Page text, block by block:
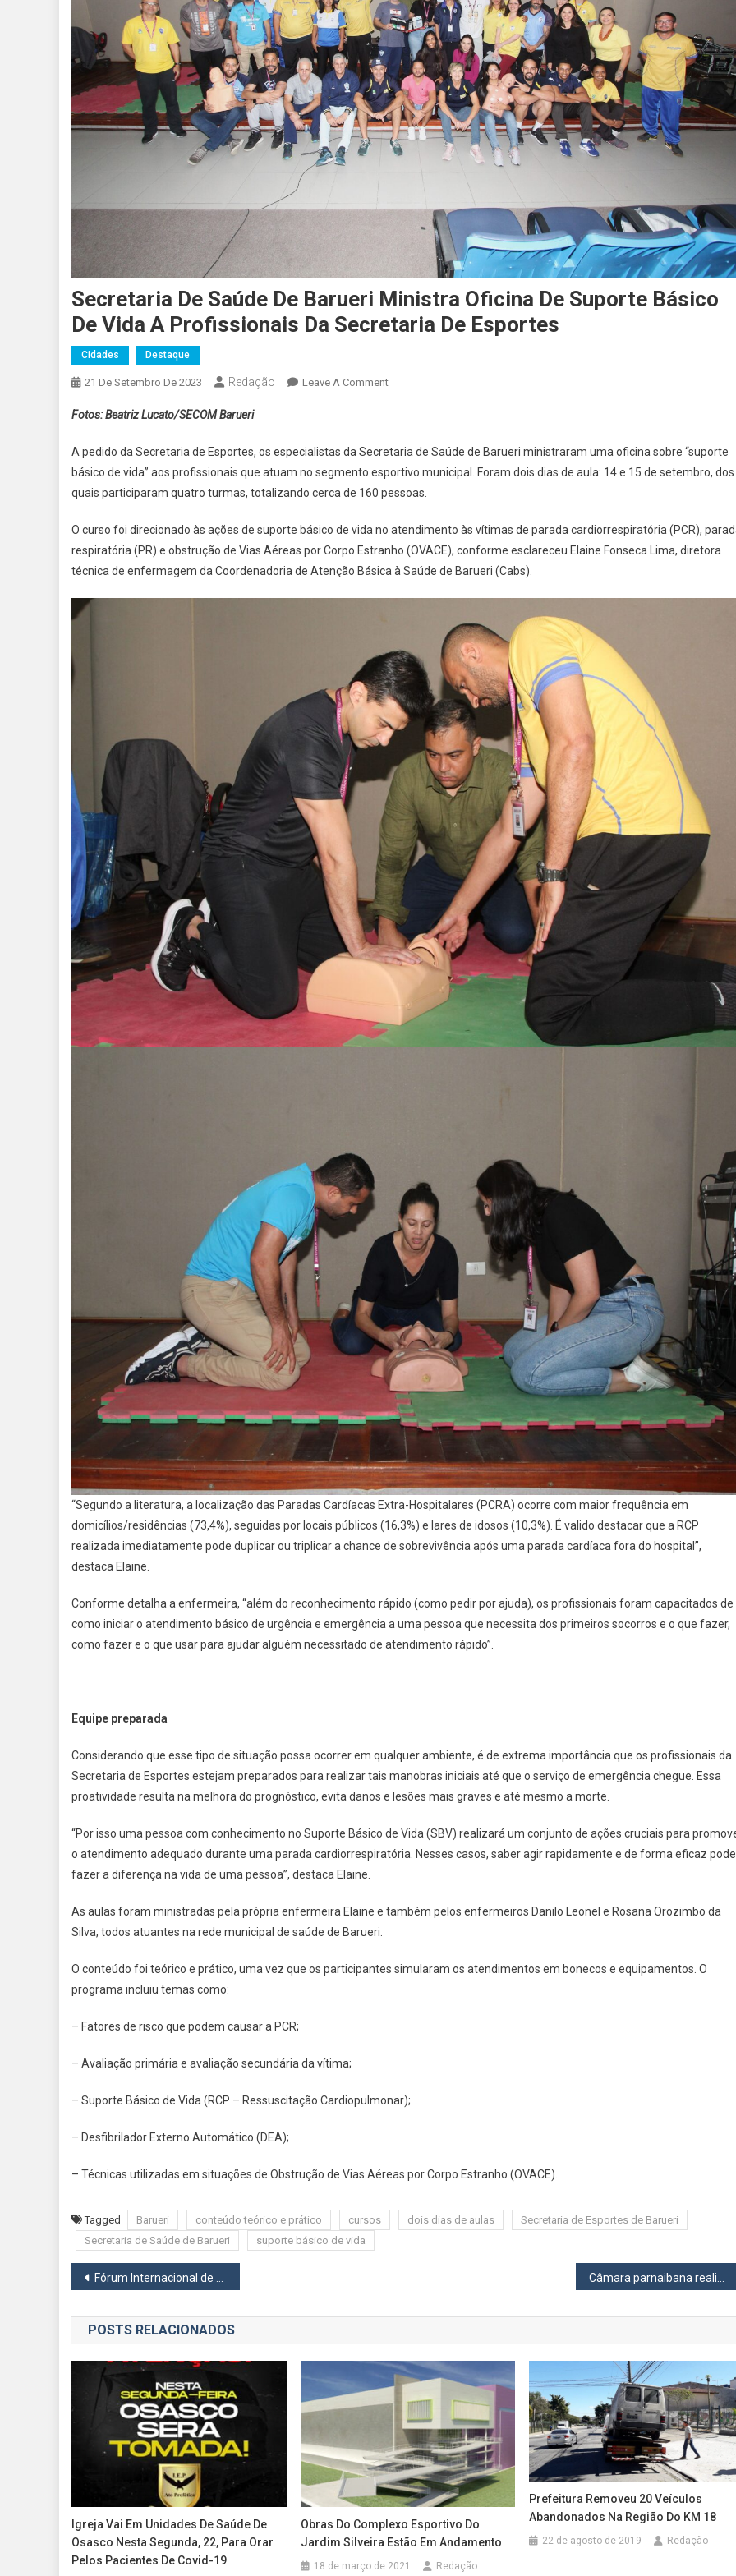
Secretaria De Saúde De Barueri Ministra Oficina De Suporte Básico
De Vida A Profissionais Da Secretaria De Esportes
Cidades Destaque
21 De Setembro De 2023 Redação Leave A CommentOn
De
Barueri
Ministra
De
Suporte
Básico
Profissionais
Da
Secretaria
De
Esportes
Fotos: Beatriz Lucato/SECOM Barueri
A pedido da Secretaria de Esportes, os especialistas da Secretaria de Saúde de Barueri ministraram uma oficina sobre “suporte
básico de vida” aos profissionais que atuam no segmento esportivo municipal. Foram dois dias de aula: 14 e 15 de setembro, dos
quais participaram quatro turmas, totalizando cerca de 160 pessoas.
O curso foi direcionado às ações de suporte básico de vida no atendimento às vítimas de parada cardiorrespiratória (PCR),
respiratória (PR) e obstrução de Vias Aéreas por Corpo Estranho (OVACE), conforme esclareceu Elaine Fonseca Lima, diretora
técnica de enfermagem da Coordenadoria de Atenção Básica à Saúde de Barueri (Cabs).
“Segundo a literatura, a localização das Paradas Cardíacas Extra-Hospitalares (PCRA) ocorre com maior frequência em
domicílios/residências (73,4%), seguidas por locais públicos (16,3%) e lares de idosos (10,3%). É valido destacar que a RCP
realizada imediatamente pode duplicar ou triplicar a chance de sobrevivência após uma parada cardíaca fora do hospital”,
destaca Elaine.
Conforme detalha a enfermeira, “além do reconhecimento rápido (como pedir por ajuda), os profissionais foram capacitados de
como iniciar o atendimento básico de urgência e emergência a uma pessoa que necessita dos primeiros socorros e o que fazer,
como fazer e o que usar para ajudar alguém necessitado de atendimento rápido”.
Equipe preparada
Considerando que esse tipo de situação possa ocorrer em qualquer ambiente, é de extrema importância que os profissionais da
Secretaria de Esportes estejam preparados para realizar tais manobras iniciais até que o serviço de emergência chegue. Essa
proatividade resulta na melhora do prognóstico, evita danos e lesões mais graves e até mesmo a morte.
“Por isso uma pessoa com conhecimento no Suporte Básico de Vida (SBV) realizará um conjunto de ações cruciais para
o atendimento adequado durante uma parada cardiorrespiratória. Nesses casos, saber agir rapidamente e de forma eficaz pode
fazer a diferença na vida de uma pessoa”, destaca Elaine.
As aulas foram ministradas pela própria enfermeira Elaine e também pelos enfermeiros Danilo Leonel e Rosana Orozimbo da
Silva, todos atuantes na rede municipal de saúde de Barueri.
O conteúdo foi teórico e prático, uma vez que os participantes simularam os atendimentos em bonecos e equipamentos. O
programa incluiu temas como:
– Fatores de risco que podem causar a PCR;
– Avaliação primária e avaliação secundária da vítima;
– Suporte Básico de Vida (RCP – Ressuscitação Cardiopulmonar);
– Desfibrilador Externo Automático (DEA);
– Técnicas utilizadas em situações de Obstrução de Vias Aéreas por Corpo Estranho (OVACE).
Tagged Barueri conteúdo teórico e prático cursos dois dias de aulas
Secretaria de Esportes de Barueri
Secretaria de Saúde de Barueri
suporte básico de vida
Navegação
de
Post
Fórum Internacional de Ciências Bíblicas promove estudos no Centro de Eventos de Barueri
POSTS RELACIONADOS
Igreja Vai Em Unidades De Saúde De
Osasco Nesta Segunda, 22, Para Orar
Pelos Pacientes De Covid-19
Obras Do Complexo Esportivo Do
Jardim Silveira Estão Em Andamento
18 de março de 2021 Redação
Prefeitura Removeu 20 Veículos
Abandonados Na Região Do KM 18
22 de agosto de 2019 Redação